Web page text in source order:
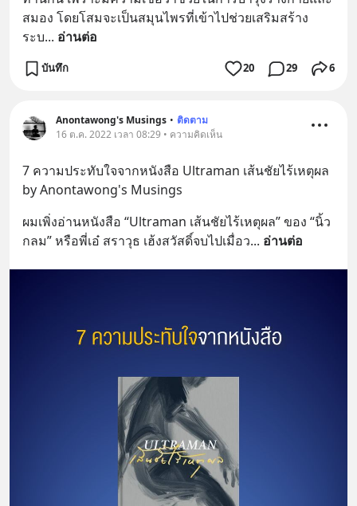
สมอง โดยโสมจะเป็นสมุนไพรที่เข้าไปช่วยเสริมสร้าง
ระบ... อ่านต่อ
บันทึก 20 29 6
Anontawong's Musings • ติดตาม
16 ต.ค. 2022 เวลา 08:29 • ความคิดเห็น
7 ความประทับใจจากหนังสือ Ultraman เส้นชัยไร้เหตุผล
by Anontawong's Musings
ผมเพิ่งอ่านหนังสือ “Ultraman เส้นชัยไร้เหตุผล” ของ “นิ้ว
กลม” หรือพี่เอ๋ สราวุธ เฮ้งสวัสดิ์จบไปเมื่อว... อ่านต่อ